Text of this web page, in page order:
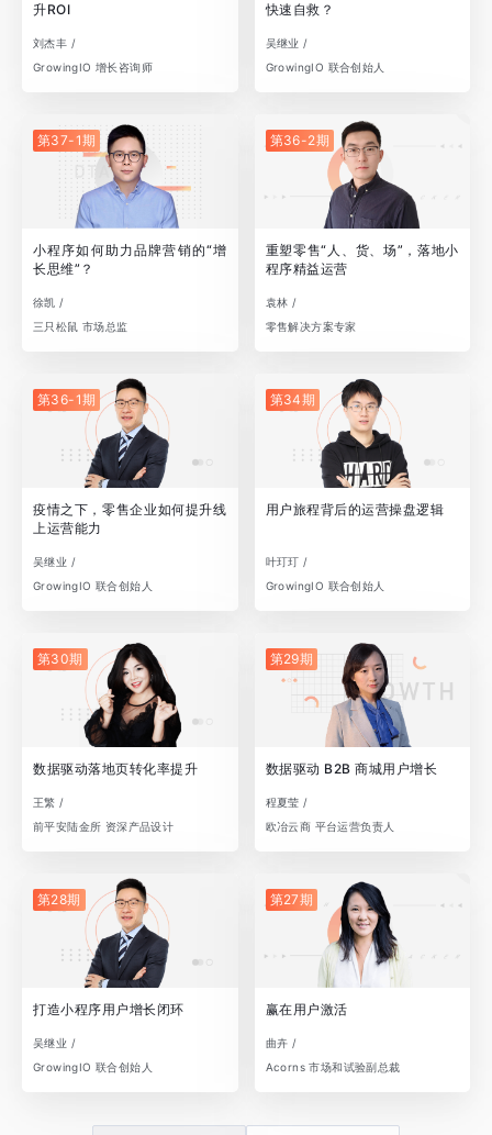
升ROI
刘杰丰 /
GrowingIO 增长咨询师
快速自救？
吴继业 /
GrowingIO 联合创始人
第37-1期
小程序如何助力品牌营销的“增
长思维”？
徐凯 /
三只松鼠 市场总监
第36-2期
重塑零售“人、货、场”，落地小
程序精益运营
袁林 /
零售解决方案专家
第36-1期
疫情之下，零售企业如何提升线
上运营能力
吴继业 /
GrowingIO 联合创始人
第34期
用户旅程背后的运营操盘逻辑
叶玎玎 /
GrowingIO 联合创始人
第30期
数据驱动落地页转化率提升
王繁 /
前平安陆金所 资深产品设计
第29期
数据驱动 B2B 商城用户增长
程夏莹 /
欧冶云商 平台运营负责人
第28期
打造小程序用户增长闭环
吴继业 /
GrowingIO 联合创始人
第27期
赢在用户激活
曲卉 /
Acorns 市场和试验副总裁